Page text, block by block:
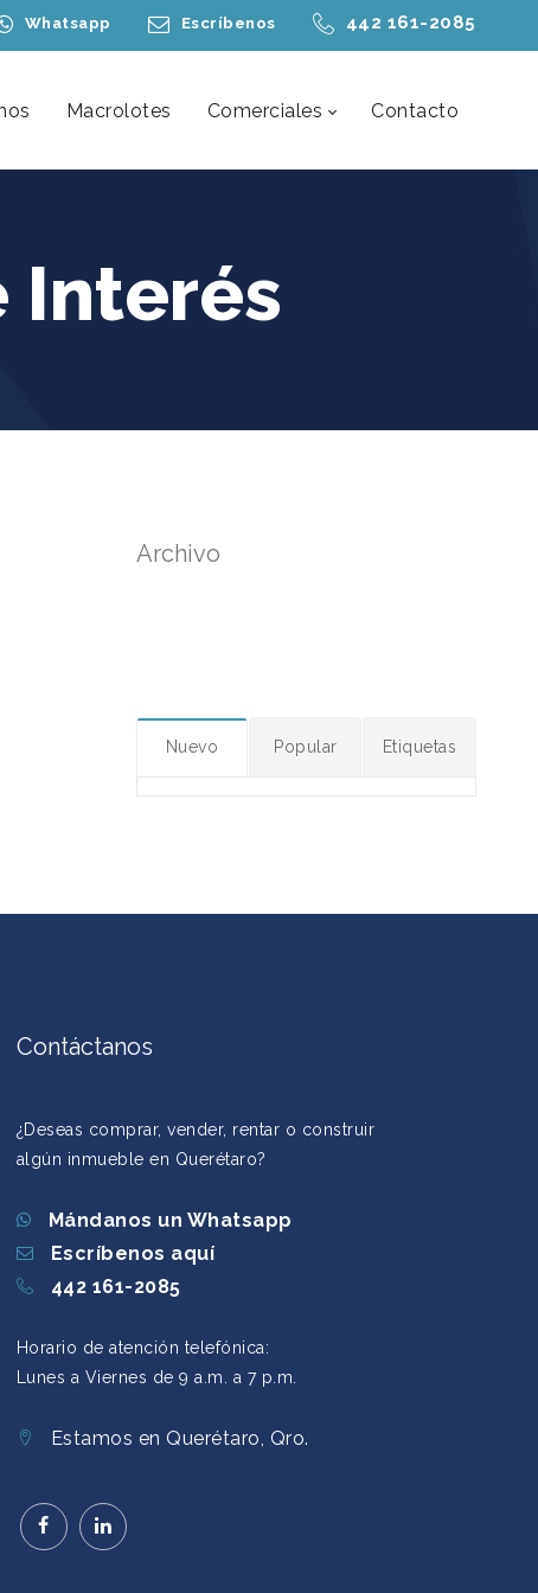
Whatsapp Escríbenos 442 161-2085
Macrolotes Comerciales Contacto
Interés
Archivo
Nuevo Popular Etiquetas
Contáctanos
¿Deseas comprar, vender, rentar o construir
algún inmueble en Querétaro?
Mándanos un Whatsapp
Escríbenos aquí
442 161-2085
Horario de atención telefónica:
Lunes a Viernes de 9 a.m. a 7 p.m.
Estamos en Querétaro, Qro.